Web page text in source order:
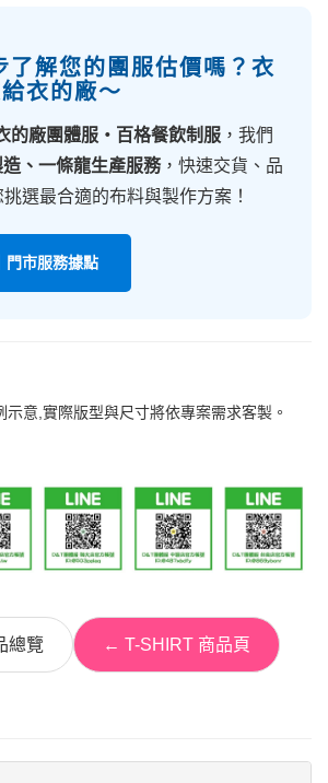
了解您的團服估價嗎？衣
衣的廠～
的廠團體服・百格餐飲制服 ，我們
造、一條龍生產服務，快速交貨、品
選最合適的布料與製作方案！
門市服務據點
意,實際版型與尺寸將依專案需求客製。
總覽 ← T-SHIRT 商品頁